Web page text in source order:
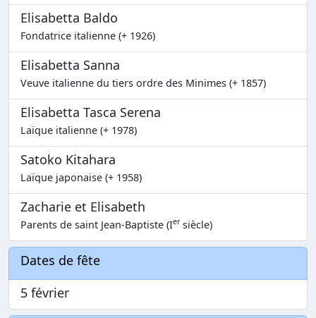
Elisabetta Baldo
Fondatrice italienne (+ 1926)
Elisabetta Sanna
Veuve italienne du tiers ordre des Minimes (+ 1857)
Elisabetta Tasca Serena
Laïque italienne (+ 1978)
Satoko Kitahara
Laïque japonaise (+ 1958)
Zacharie et Elisabeth
Parents de saint Jean-Baptiste (Iersiècle)
Dates de fête
5 février